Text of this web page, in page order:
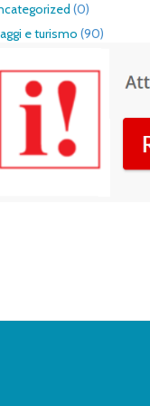
(0)
e turismo (90)